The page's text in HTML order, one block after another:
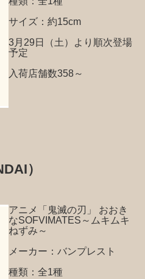
サイズ：約15cm
3月29日（土）より順次登場
予定
入荷店舗数358～
）
アニメ「鬼滅の刃」 おおき
なSOFVIMATES～ムキムキ
ねずみ～
メーカー：バンプレスト
種類：全1種